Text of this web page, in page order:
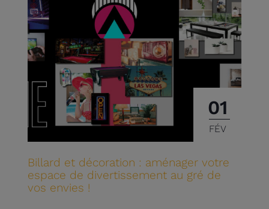
01
FÉV
Billard et décoration : aménager votre
espace de divertissement au gré de
vos envies !